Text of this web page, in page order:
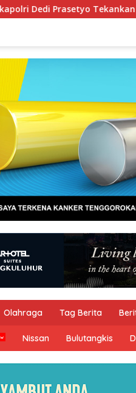
Karakter dan Literasi
Olahraga Tag Berita
Nissan Bulutangkis